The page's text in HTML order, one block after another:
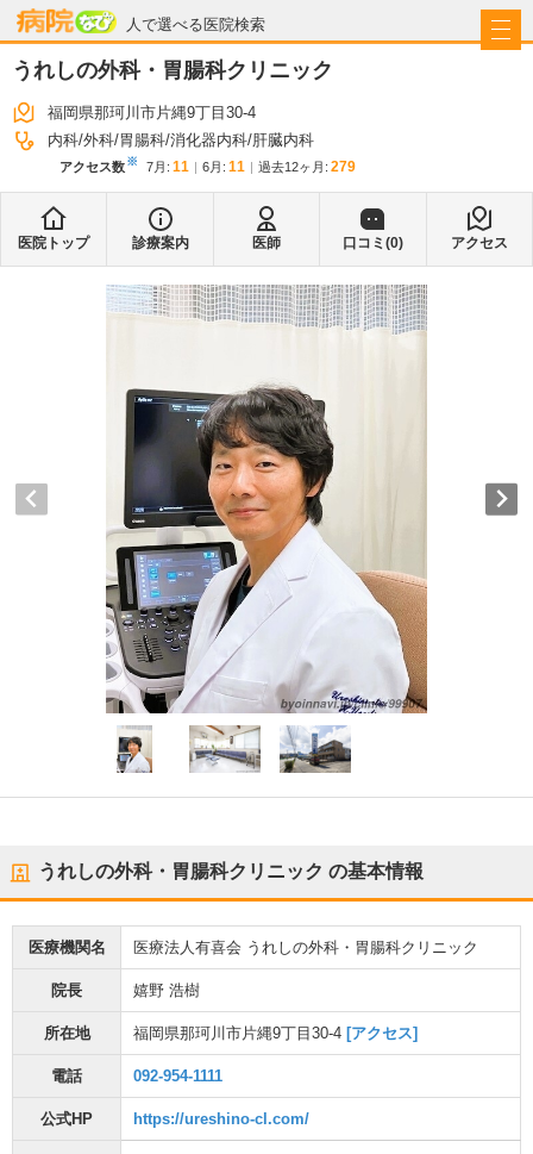
人で選べる医院検索
病院なび
うれしの外科・胃腸科クリニック
福岡県那珂川市片縄9丁目30-4
内科 外科 胃腸科 消化器内科 肝臓内科
アクセス数※ 7月 : 11 6月 : 11 過去12ヶ月: 279
医院トップ 診療案内 医師 口コミ(0) アクセス
うれしの外科・胃腸科クリニック の基本情報
医療機関名 医療法人有喜会 うれしの外科・胃腸科クリニック
院長 嬉野 浩樹
所在地 福岡県那珂川市片縄9丁目30-4 [アクセス]
電話 092-954-1111
公式HP https://ureshino-cl.com/